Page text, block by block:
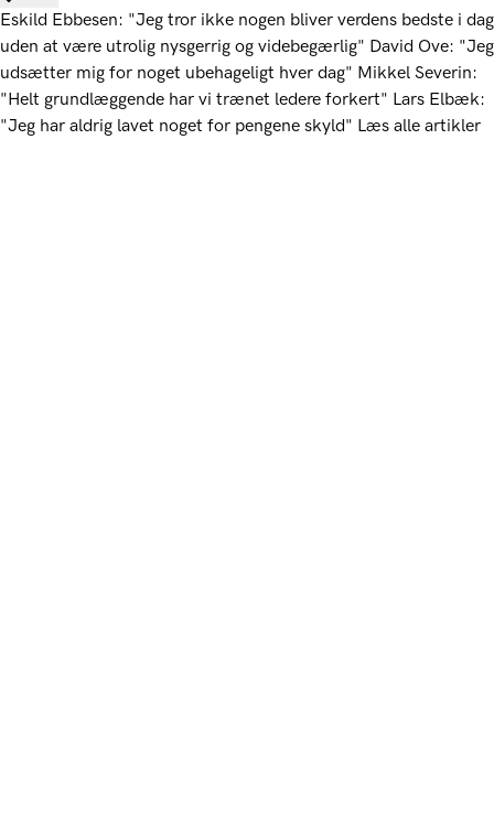
Eskild Ebbesen: "Jeg tror ikke nogen bliver verdens bedste i dag
uden at være utrolig nysgerrig og videbegærlig" David Ove: "Jeg
udsætter mig for noget ubehageligt hver dag" Mikkel Severin:
"Helt grundlæggende har vi trænet ledere forkert" Lars Elbæk:
"Jeg har aldrig lavet noget for pengene skyld" Læs alle artikler